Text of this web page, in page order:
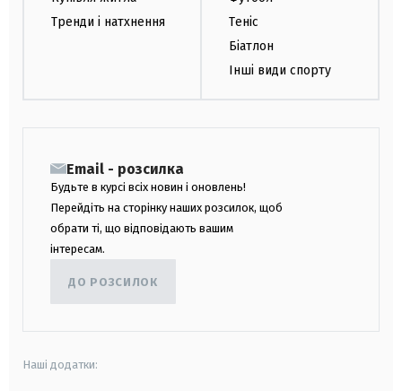
Тренди і натхнення
Теніс
Біатлон
Інші види спорту
Email - розсилка
Будьте в курсі всіх новин і оновлень!
Перейдіть на сторінку наших розсилок, щоб
обрати ті, що відповідають вашим
інтересам.
ДО РОЗСИЛОК
Наші додатки: